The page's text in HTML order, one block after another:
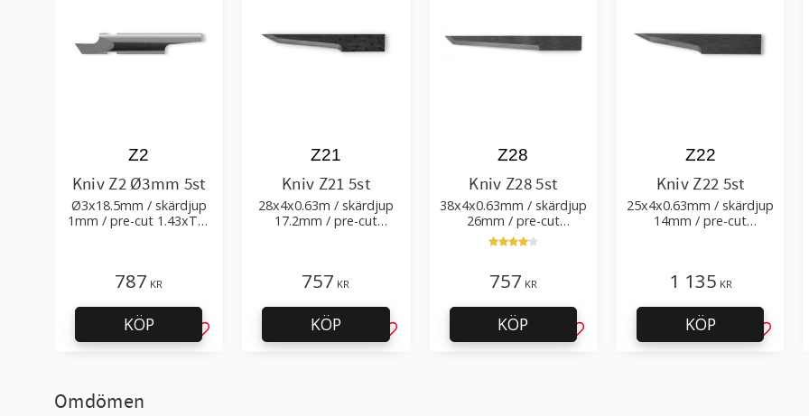
Omdömen
Kniv Z2 Ø3mm 5st
Ø3x18.5mm / skärdjup
1mm / pre-cut 1.43xTm
Z2
787 KR
Lägg till i favoriter
KÖP
Kniv Z21 5st
28x4x0.63m / skärdjup
17.2mm / pre-cut
Z21
757 KR
Lägg till i favoriter
KÖP
Kniv Z28 5st
38x4x0.63mm / skärdjup
26mm / pre-cut
1.9+0.07xTm / skärvinkel
45° 86°
Z28
757 KR
Lägg till i favoriter
KÖP
Kniv Z22 5st
25x4x0.63mm / skärdjup
14mm / pre-cut
Z22
1 135 KR
Lägg
KÖP